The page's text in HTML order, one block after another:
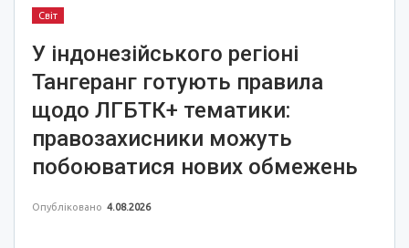
Світ
У індонезійського регіоні
Тангеранг готують правила
щодо ЛГБТК+ тематики:
правозахисники можуть
побоюватися нових обмежень
Опубліковано 4.08.2026